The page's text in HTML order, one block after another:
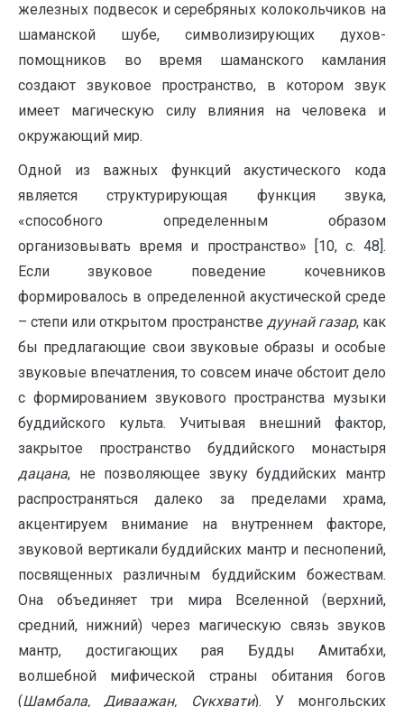
железных подвесок и серебряных колокольчиков на
шаманской шубе, символизирующих духов-
помощников во время шаманского камлания
создают звуковое пространство, в котором звук
имеет магическую силу влияния на человека и
окружающий мир.
Одной из важных функций акустического кода
является структурирующая функция звука,
«способного определенным образом
организовывать время и пространство» [10, с. 48].
Если звуковое поведение кочевников
формировалось в определенной акустической среде
– степи или открытом пространстве дуунай газар, как
бы предлагающие свои звуковые образы и особые
звуковые впечатления, то совсем иначе обстоит дело
с формированием звукового пространства музыки
буддийского культа. Учитывая внешний фактор,
закрытое пространство буддийского монастыря
дацана, не позволяющее звуку буддийских мантр
распространяться далеко за пределами храма,
акцентируем внимание на внутреннем факторе,
звуковой вертикали буддийских мантр и песнопений,
посвященных различным буддийским божествам.
Она объединяет три мира Вселенной (верхний,
средний, нижний) через магическую связь звуков
мантр, достигающих рая Будды Амитабхи,
волшебной мифической страны обитания богов
(Шамбала, Диваажан, Сукхвати). У монгольских